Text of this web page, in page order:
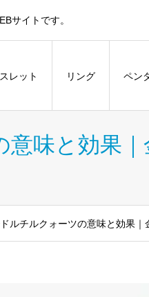
サイトです。
レット リング ペン
味と効果
ルチルクォーツの意味と効果